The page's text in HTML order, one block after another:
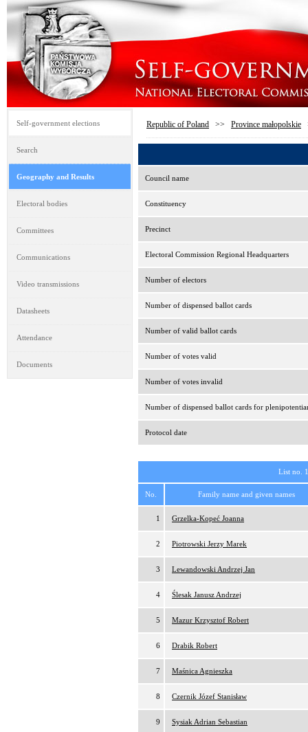
Self-government elections
Search
Geography and Results
Electoral bodies
Committees
Communications
Video transmissions
Datasheets
Attendance
Documents
Republic of Poland >> Province małopolskie
Council name
Constituency
Precinct
Electoral Commission Regional Headquarters
Number of electors
Number of dispensed ballot cards
Number of valid ballot cards
Number of votes valid
Number of votes invalid
Number of dispensed ballot cards for
Protocol date
List no.
No. Family name and given names
1 Grzelka-Kopeć Joanna
2 Piotrowski Jerzy Marek
3 Lewandowski Andrzej Jan
4 Ślesak Janusz Andrzej
5 Mazur Krzysztof Robert
6 Drabik Robert
7 Maśnica Agnieszka
8 Czernik Józef Stanisław
9 Sysiak Adrian Sebastian